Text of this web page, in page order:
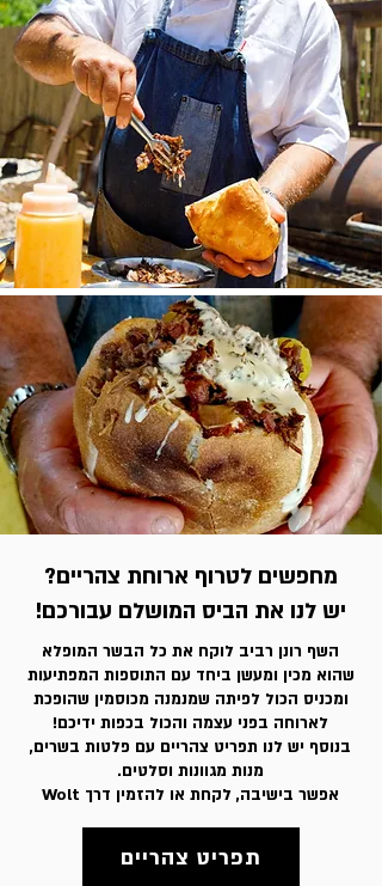
מחפשים לטרוף ארוחת צהריים?
יש לנו את הביס המושלם עבורכם!
השף רונן רביב לוקח את כל הבשר המופלא
שהוא מכין ומעשן ביחד עם התוספות המפתיעות
ומכניס הכול לפיתה שמנמנה מכוסמין שהופכת
לארוחה בפני עצמה והכול בכפות ידיכם!
בנוסף יש לנו תפריט צהריים עם פלטות בשרים,
מנות מגוונות וסלטים.
אפשר בישיבה, לקחת או להזמין דרך Wolt
תפריט צהריים